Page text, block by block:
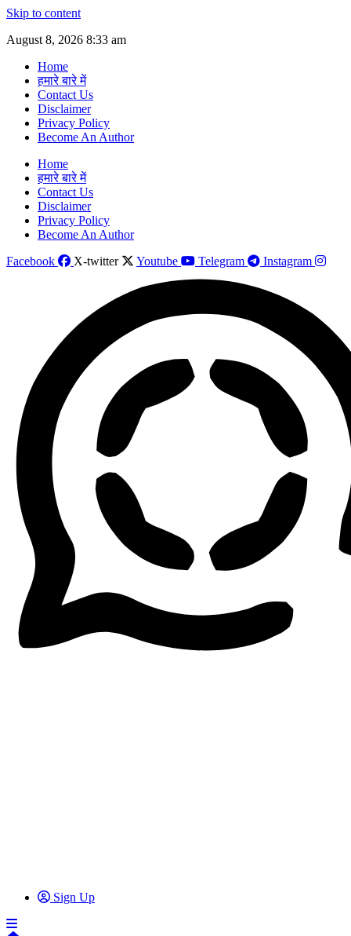
Skip to content
August 8, 2026 8:33 am
Home
हमारे बारे में
Contact Us
Disclaimer
Privacy Policy
Become An Author
Home
हमारे बारे में
Contact Us
Disclaimer
Privacy Policy
Become An Author
Facebook
X-twitter Youtube Telegram Instagram
Sign Up